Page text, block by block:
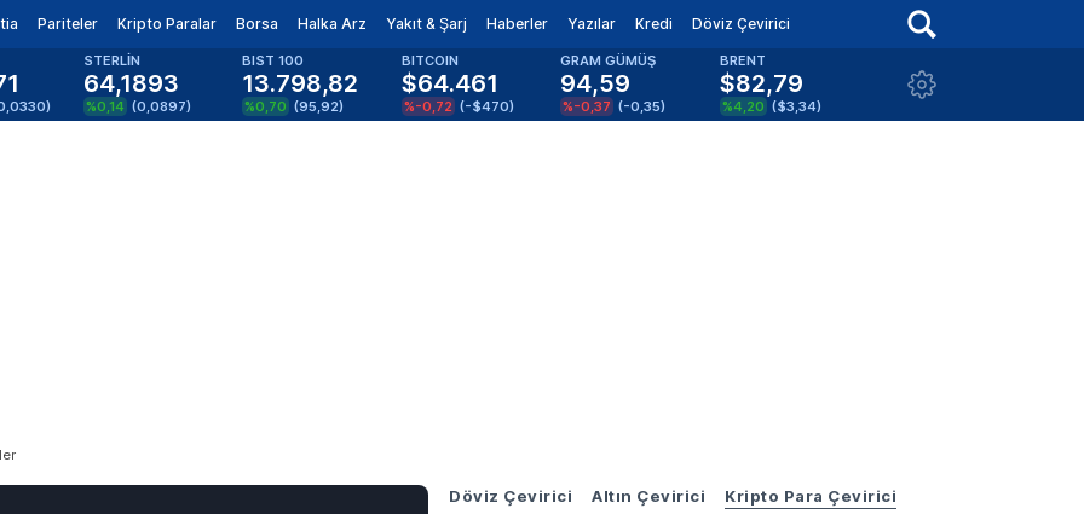
Pariteler Kripto Paralar Borsa Halka Arz Yakıt & Şarj Haberler Yazılar Kredi Döviz Çevirici
)
STERLİN
64,1893
%0,14 (0,0897)
BIST 100
13.798,82
%0,70 (95,92)
BITCOIN
$64.461
%-0,72 (-$470)
GRAM GÜMÜŞ
94,59
%-0,37 (-0,35)
BRENT
$82,79
%4,20 ($3,34)
Döviz Çevirici Altın Çevirici Kripto Para Çevirici